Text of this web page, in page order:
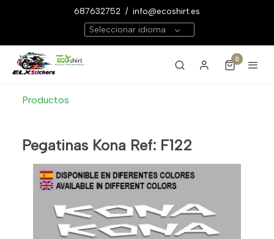
687632752 / info@ecoshirt.es
Seleccionar idioma
0
Productos
Pegatinas Kona Ref: F122